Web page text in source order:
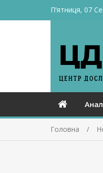
П’ятниця, 07
Головна